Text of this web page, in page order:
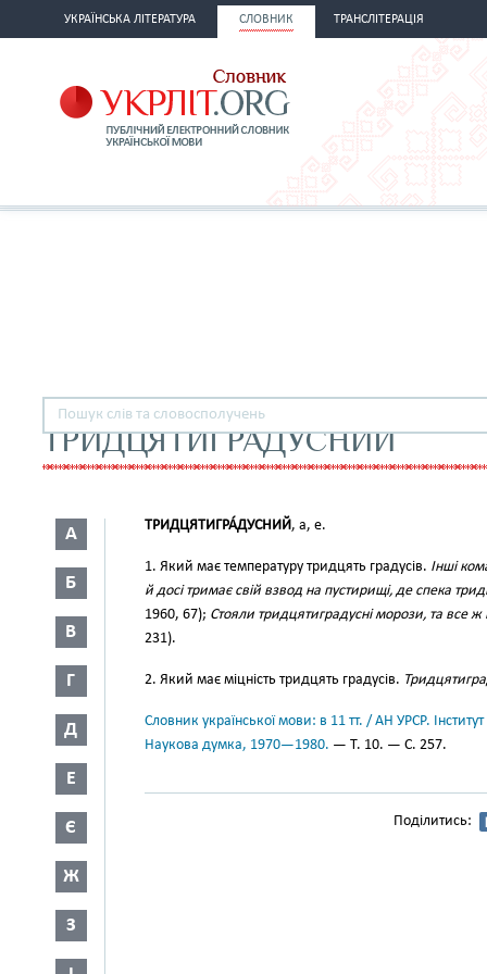
УКРАЇНСЬКА ЛІТЕРАТУРА СЛОВНИК ТРАНСЛІТЕРАЦІЯ
ТРИДЦЯТИГРАДУСНИЙ
А
Б
В
Г
Д
Е
Є
Ж
З
ТРИДЦЯТИГРА́ДУСНИЙ, а, е.
1. Який має температуру тридцять градусів. Інші
й досі тримає свій взвод на пустирищі, де спека
1960, 67); Стояли тридцятиградусні морози, та все
231).
2. Який має міцність тридцять градусів.
Словник української мови: в 11 тт. / АН УРСР.
Наукова думка, 1970—1980. — Т. 10. — С. 257.
Поділитись: